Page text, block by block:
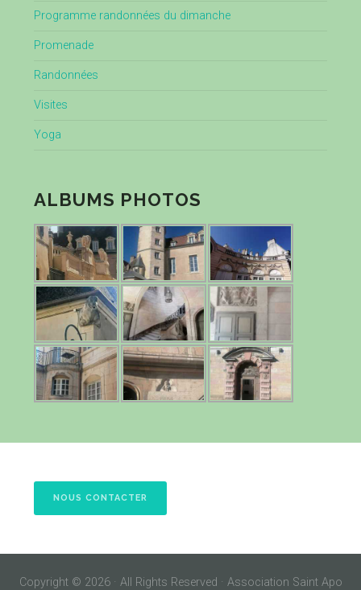
Programme randonnées du dimanche
Promenade
Randonnées
Visites
Yoga
ALBUMS PHOTOS
NOUS CONTACTER
Copyright © 2026 · All Rights Reserved · Association Saint Apo